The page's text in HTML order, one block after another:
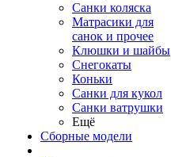
Санки коляска
Матрасики для
санок и прочее
Клюшки и шайбы
Снегокаты
Коньки
Санки для кукол
Санки ватрушки
Ещё
Сборные модели